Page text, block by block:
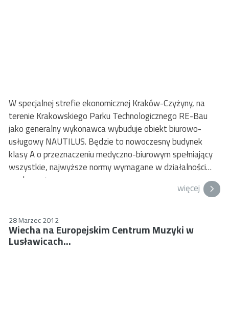
W specjalnej strefie ekonomicznej Kraków-Czyżyny, na
terenie Krakowskiego Parku Technologicznego RE-Bau
jako generalny wykonawca wybuduje obiekt biurowo-
usługowy NAUTILUS. Będzie to nowoczesny budynek
klasy A o przeznaczeniu medyczno-biurowym spełniający
wszystkie, najwyższe normy wymagane w działalności
medycznej.
więcej
28 Marzec 2012
Wiecha na Europejskim Centrum Muzyki w
Lusławicach...